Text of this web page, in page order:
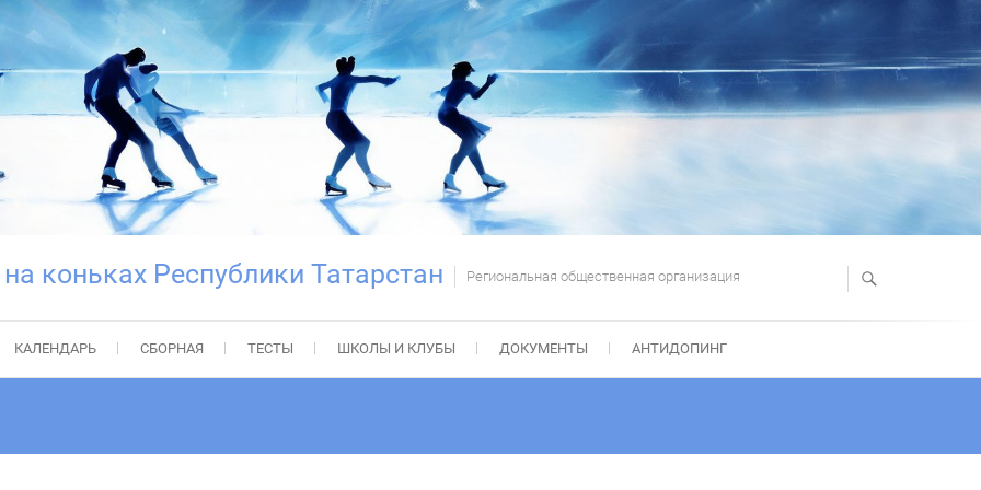
коньках Республики Татарстан Региональная общественная организация
КАЛЕНДАРЬ СБОРНАЯ ТЕСТЫ ШКОЛЫ И КЛУБЫ ДОКУМЕНТЫ АНТИДОПИНГ